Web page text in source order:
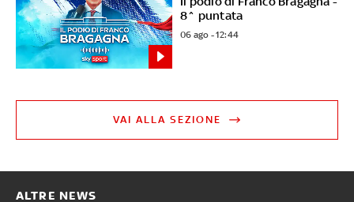
8^ puntata
06 ago - 12:44
VAI ALLA SEZIONE
ALTRE NEWS